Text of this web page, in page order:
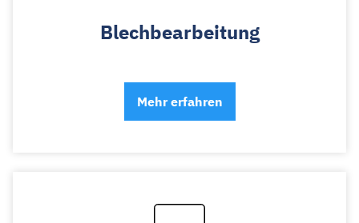
Blechbearbeitung
Mehr erfahren